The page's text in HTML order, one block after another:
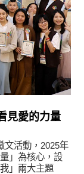
見愛的力量
文活動，2025年
」為核心，設
」兩大主題